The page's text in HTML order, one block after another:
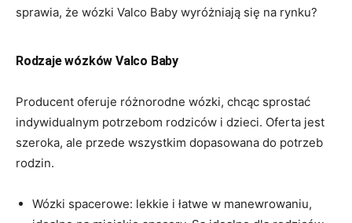
sprawia, że wózki Valco Baby wyróżniają się na rynku?
Rodzaje wózków Valco Baby
Producent oferuje różnorodne wózki, chcąc sprostać
indywidualnym potrzebom rodziców i dzieci. Oferta jest
szeroka, ale przede wszystkim dopasowana do potrzeb
rodzin.
Wózki spacerowe: lekkie i łatwe w manewrowaniu,